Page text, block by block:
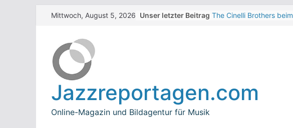
SkipMittwoch, August 5, 2026 Unser letzter Beitrag The Cinelli Brothers beim
Open Ludwigsburg 2026
Jazzreportagen.com
Online-Magazin und Bildagentur für Musik